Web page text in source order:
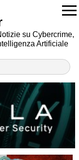
su Cybercrime,
Artificiale